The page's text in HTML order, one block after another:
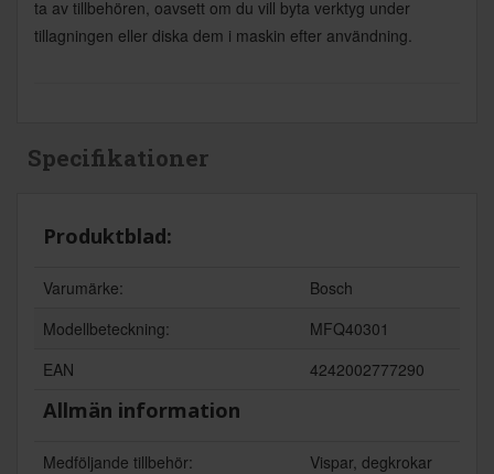
ta av tillbehören, oavsett om du vill byta verktyg under
tillagningen eller diska dem i maskin efter användning.
Specifikationer
Produktblad:
Varumärke:
Bosch
Modellbeteckning:
MFQ40301
EAN
4242002777290
Allmän information
Medföljande tillbehör:
Vispar, degkrokar